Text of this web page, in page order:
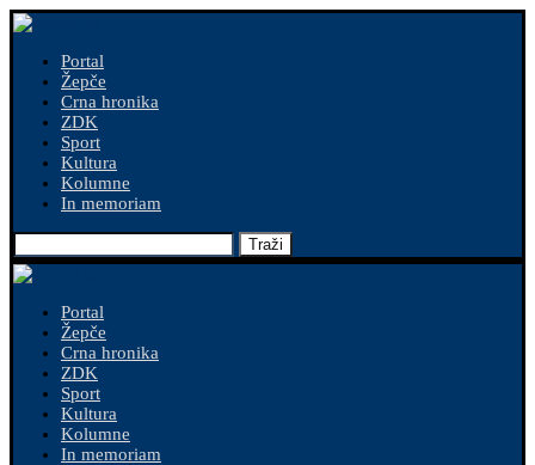
Portal
Žepče
Crna hronika
ZDK
Sport
Kultura
Kolumne
In memoriam
Traži
Portal
Žepče
Crna hronika
ZDK
Sport
Kultura
Kolumne
In memoriam